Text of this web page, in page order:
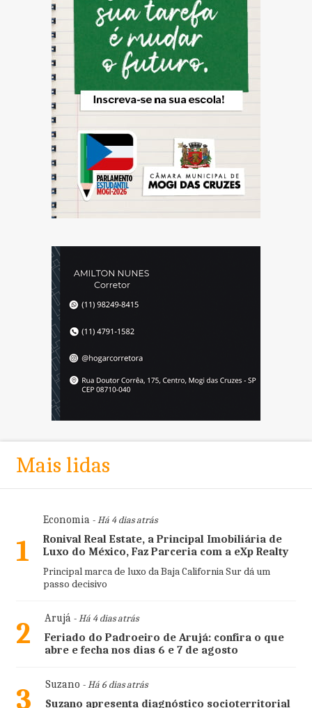
Mais lidas
1
Economia- Há 4 dias atrás
Ronival Real Estate, a Principal Imobiliária de
Luxo do México, Faz Parceria com a eXp Realty
Principal marca de luxo da Baja California Sur dá um
passo decisivo
2 Arujá- Há 4 dias atrás
Feriado do Padroeiro de Arujá: confira o que
abre e fecha nos dias 6 e 7 de agosto
3 Suzano - Há 6 dias atrás
Suzano apresenta diagnóstico socioterritorial